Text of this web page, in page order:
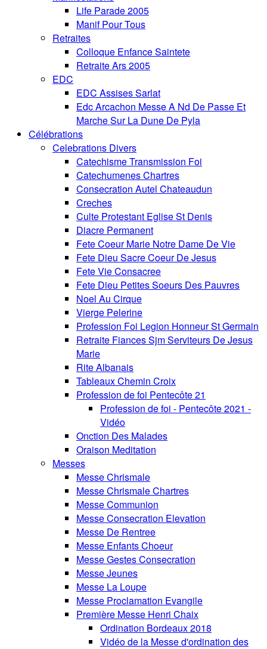
Life Parade 2005
Manif Pour Tous
Retraites
Colloque Enfance Saintete
Retraite Ars 2005
EDC
EDC Assises Sarlat
Edc Arcachon Messe A Nd De Passe Et
Marche Sur La Dune De Pyla
Célébrations
Celebrations Divers
Catechisme Transmission Foi
Catechumenes Chartres
Consecration Autel Chateaudun
Creches
Culte Protestant Eglise St Denis
Diacre Permanent
Fete Coeur Marie Notre Dame De Vie
Fete Dieu Sacre Coeur De Jesus
Fete Vie Consacree
Fete Dieu Petites Soeurs Des Pauvres
Noel Au Cirque
Vierge Pelerine
Profession Foi Legion Honneur St Germain
Retraite Fiances Sjm Serviteurs De Jesus
Marie
Rite Albanais
Tableaux Chemin Croix
Profession de foi Pentecôte 21
Profession de foi - Pentecôte 2021 -
Vidéo
Onction Des Malades
Oraison Meditation
Messes
Messe Chrismale
Messe Chrismale Chartres
Messe Communion
Messe Consecration Elevation
Messe De Rentree
Messe Enfants Choeur
Messe Gestes Consecration
Messe Jeunes
Messe La Loupe
Messe Proclamation Evangile
Première Messe Henri Chaix
Ordination Bordeaux 2018
Vidéo de la Messe d'ordination des